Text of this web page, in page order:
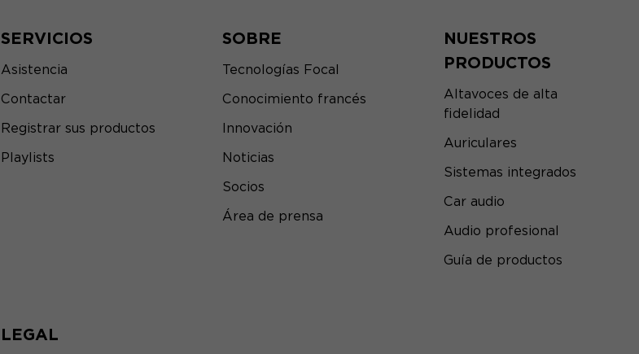
SERVICIOS
Asistencia
Contactar
Registrar sus productos
Playlists
SOBRE
Tecnologías Focal
Conocimiento francés
Innovación
Noticias
Socios
Área de prensa
NUESTROS
PRODUCTOS
Altavoces de alta
fidelidad
Auriculares
Sistemas integrados
Car audio
Audio profesional
Guía de productos
LEGAL